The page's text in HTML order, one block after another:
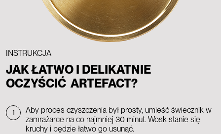
INSTRUKCJA
JAK ŁATWO I DELIKATNIE
OCZYŚCIĆ ARTEFACT?
1
Aby proces czyszczenia był prosty, umieść świecznik w
zamrażarce na co najmniej 30 minut. Wosk stanie się
kruchy i będzie łatwo go usunąć.